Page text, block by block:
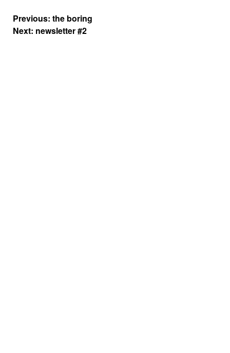
Navigation
de
l’article
Previous: the boring
Next: newsletter #2